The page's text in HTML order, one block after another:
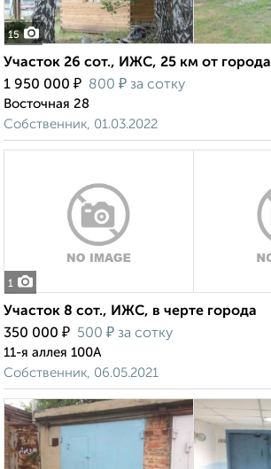
15
Участок 26 сот., ИЖС, 25 км от города
1 950 000 ₽ 800 ₽ за сотку
Восточная 28
Собственник, 01.03.2022
1
Участок 8 сот., ИЖС, в черте города
350 000 ₽ 500 ₽ за сотку
11-я аллея 100А
Собственник, 06.05.2021